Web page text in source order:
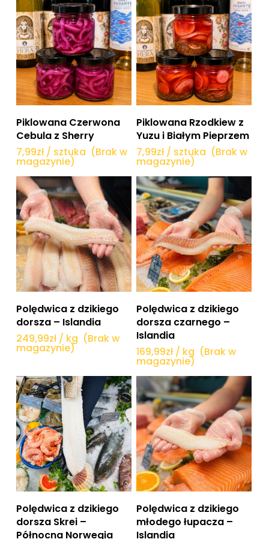
Dowiedz się więcej
Piklowana Czerwona
Cebula z Sherry
7,99zł / sztuka (Brak w
magazynie)
Dowiedz się więcej
Piklowana Rzodkiew z
Yuzu i Białym Pieprzem
7,99zł / sztuka (Brak w
magazynie)
Dowiedz się więcej
Polędwica z dzikiego
dorsza – Islandia
249,99zł / kg (Brak w
magazynie)
Dowiedz się więcej
Polędwica z dzikiego
dorsza czarnego –
Islandia
169,99zł / kg (Brak w
magazynie)
Dowiedz się więcej
Polędwica z dzikiego
dorsza Skrei –
Północna Norwegia
Dowiedz się więcej
Polędwica z dzikiego
młodego łupacza –
Islandia